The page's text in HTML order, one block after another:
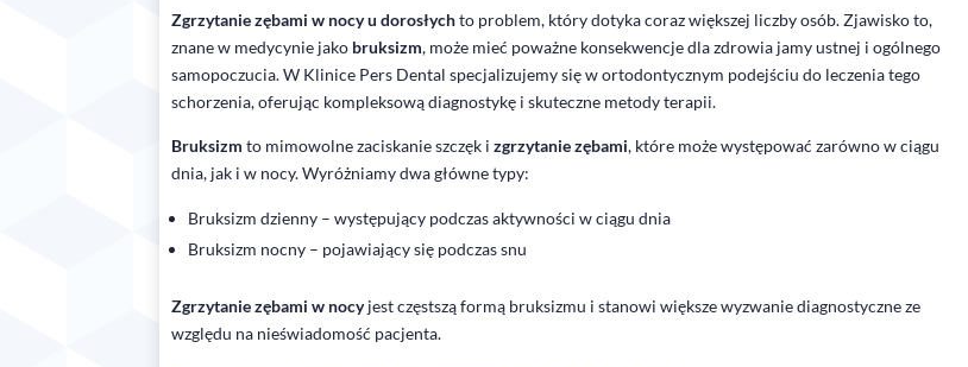
Zgrzytanie zębami w nocy u dorosłychto problem, który dotyka coraz większej liczby osób. Zjawisko to,
znane w medycynie jako bruksizm, może mieć poważne konsekwencje dla zdrowia jamy ustnej i ogólnego
samopoczucia. W Klinice Pers Dental specjalizujemy się w ortodontycznym podejściu do leczenia tego
schorzenia, oferując kompleksową diagnostykę i skuteczne metody terapii.
Bruksizm to mimowolne zaciskanie szczęk izgrzytanie zębami, które może występować zarówno w ciągu
dnia, jak i w nocy. Wyróżniamy dwa główne typy:
Bruksizm dzienny – występujący podczas aktywności w ciągu dnia
Bruksizm nocny – pojawiający się podczas snu
Zgrzytanie zębami w nocyjest częstszą formą bruksizmu i stanowi większe wyzwanie diagnostyczne ze
względu na nieświadomość pacjenta.